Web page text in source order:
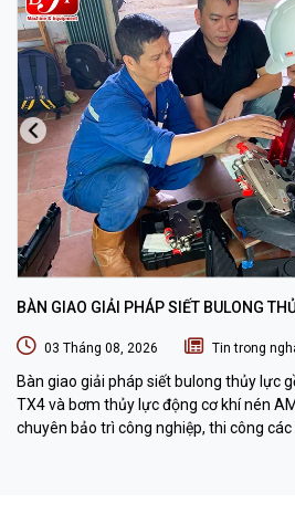
BÀN GIAO GIẢI PHÁP SIẾT BULONG
03 Tháng 08, 2026 Tin trong
Bàn giao giải pháp siết bulong thủy lực
TX4 và bơm thủy lực động cơ khí nén
chuyên bảo trì công nghiệp, thi công